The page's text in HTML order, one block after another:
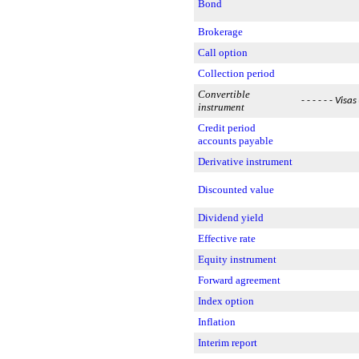
Bond
Brokerage
Call option
Collection period
Convertible
instrument
- - - - - -
Credit period
accounts payable
Derivative instrument
Discounted value
Dividend yield
Effective rate
Equity instrument
Forward agreement
Index option
Inflation
Interim report